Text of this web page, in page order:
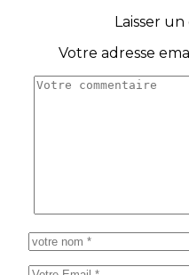
Laisser
Votre adresse